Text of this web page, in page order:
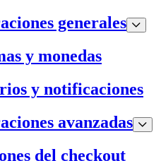
generales
y monedas
y notificaciones
avanzadas
del checkout